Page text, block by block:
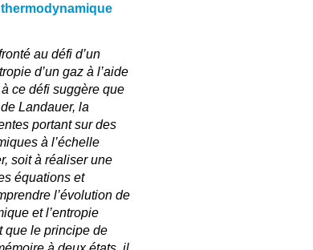
au défi d’un
d’un gaz à l’aide
ce défi suggère que
Landauer, la
portant sur des
à l’échelle
soit à réaliser une
équations et
l’évolution de
et l’entropie
que le principe de